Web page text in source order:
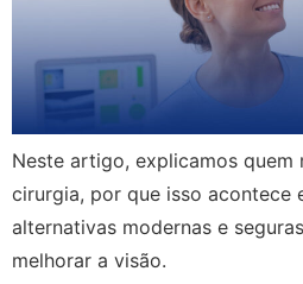
Neste artigo, explicamos quem
cirurgia, por que isso acontece
alternativas modernas e
melhorar a visão.